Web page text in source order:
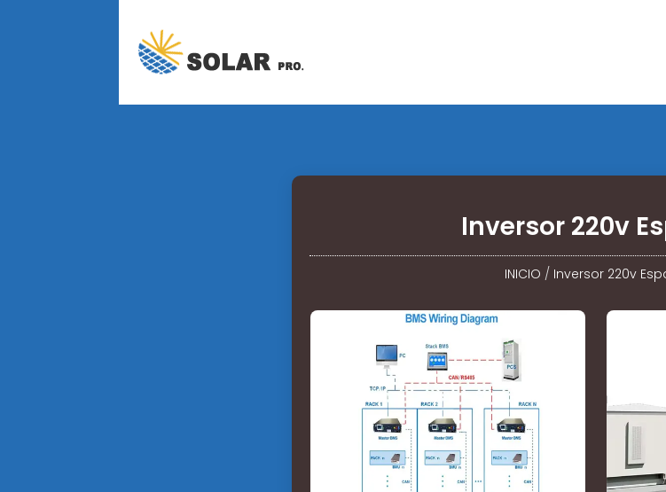
Inversor 220v
INICIO / Inversor 220v